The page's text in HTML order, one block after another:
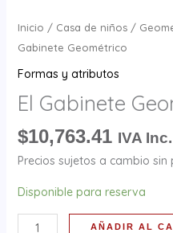
Inicio / Casa de niños/
Gabinete Geométrico
Formas y atributos
El Gabinete
$10,763.41 IVA Inc.
Precios sujetos a cambio sin
Disponible para reserva
Geométrico
cantidad
AÑADIR AL